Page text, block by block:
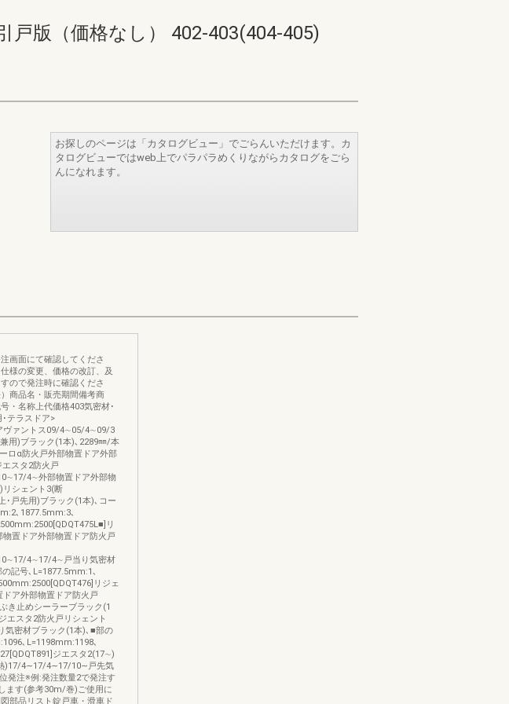
版（価格なし） 402-403(404-405)
お探しのページは「カタログビュー」でごらんいただけます。カ
タログビューではweb上でパラパラめくりながらカタログをごら
んになれます。
画面にて確認してくださ
様の変更、価格の改訂、及
ので発注時に確認くださ
商品名・販売期間備考商
・名称上代価格403気密材･
テラスドア>
ヴァントス09/4∼05/4∼09/3
用)ブラック(1本)､2289㎜/本
ロα防火戸外部物置ドア外部
スタ2防火戸
4∼外部物置ドア外部物
リシェント3(断
戸先用)ブラック(1本)､コー
､1877.5mm:3､
リ
置ドア外部物置ドア防火戸
4∼17/4∼戸当り気密材
記号､L=1877.5mm:1､
リジェ
ア外部物置ドア防火戸
止めシーラーブラック(1
エスタ2防火戸リシェント
密材ブラック(1本)､■部の
､L=1198mm:1198､
ジエスタ2(17∼)
)17/4∼17/4∼17/10∼戸先気
発注※例:発注数量2で発注す
ます(参考30m/巻)ご使用に
部品リスト錠戸車・滑車ド